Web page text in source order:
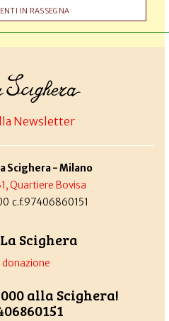
IN RASSEGNA
Newsletter
Scighera - Milano
Quartiere Bovisa
c.f.97406860151
Scighera
donazione
alla Scighera!